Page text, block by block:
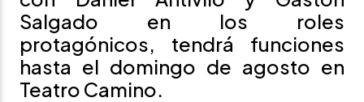
Salgado en los roles
protagónicos, tendrá funciones
hasta el domingo de agosto en
Teatro Camino.